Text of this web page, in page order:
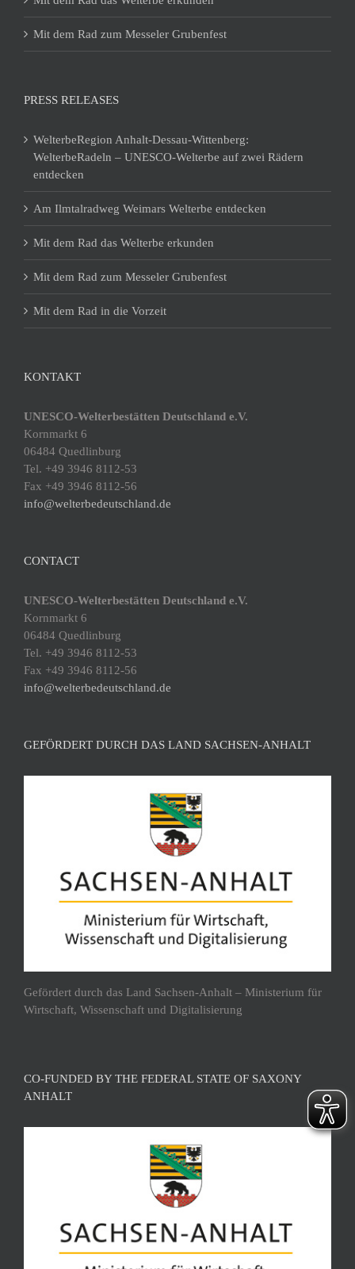
Mit dem Rad zum Messeler Grubenfest
PRESS RELEASES
WelterbeRegion Anhalt-Dessau-Wittenberg:
WelterbeRadeln – UNESCO-Welterbe auf zwei Rädern
entdecken
Am Ilmtalradweg Weimars Welterbe entdecken
Mit dem Rad das Welterbe erkunden
Mit dem Rad zum Messeler Grubenfest
Mit dem Rad in die Vorzeit
KONTAKT
UNESCO-Welterbestätten Deutschland e.V.
Kornmarkt 6
06484 Quedlinburg
Tel. +49 3946 8112-53
Fax +49 3946 8112-56
info@welterbedeutschland.de
CONTACT
UNESCO-Welterbestätten Deutschland e.V.
Kornmarkt 6
06484 Quedlinburg
Tel. +49 3946 8112-53
Fax +49 3946 8112-56
info@welterbedeutschland.de
GEFÖRDERT DURCH DAS LAND SACHSEN-ANHALT
Gefördert durch das Land Sachsen-Anhalt – Ministerium für
Wirtschaft, Wissenschaft und Digitalisierung
CO-FUNDED BY THE FEDERAL STATE OF SAXONY
ANHALT